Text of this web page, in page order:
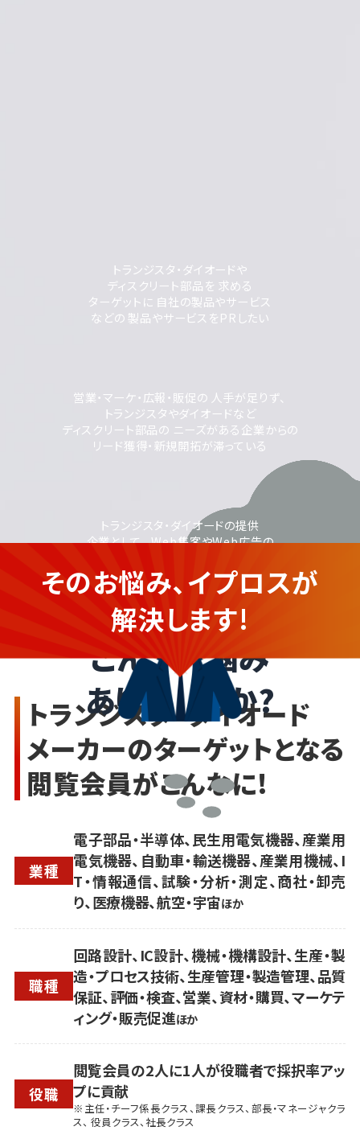
トランジスタ・ダイオードを提供
する企業さま
こんなお悩み
ありませんか?
トランジスタ・ダイオードや
ディスクリート部品を 求める
ターゲットに 自社の製品やサービス
などの 製品やサービスをPRしたい
営業・マーケ・広報・販促の 人手が足りず、
トランジスタやダイオードなど
ディスクリート部品の ニーズがある企業からの
リード獲得・新規開拓が滞っている
トランジスタ・ダイオードの提供
企業として、 Web集客やWeb広告の
運用に不安がある
そのお悩み、イプロスが
解決します!
トランジスタ・ダイオード
メーカーのターゲットとなる
閲覧会員がこんなに!
業種
電子部品・半導体、民生用電気機器、産業用
電気機器、自動車・輸送機器、産業用機械、I
T・情報通信、試験・分析・測定、商社・卸売
り、医療機器、航空・宇宙ほか
職種
回路設計、IC設計、機械・機構設計、生産・製
造・プロセス技術、生産管理・製造管理、品質
保証、評価・検査、営業、資材・購買、マーケテ
ィング・販売促進ほか
役職
閲覧会員の2人に1人が役職者で採択率アッ
プに貢献
※主任・チーフ係長クラス、課長クラス、部長・マネージャクラ
ス、 役員クラス、社長クラス